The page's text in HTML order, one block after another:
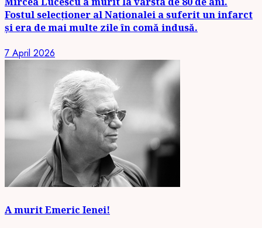
Fostul selecționer al Naționalei a suferit un infarct
și era de mai multe zile în comă indusă.
7 April 2026
A murit Emeric Ienei!